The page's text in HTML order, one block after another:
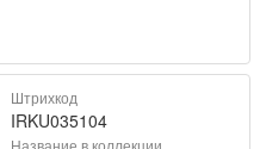
Штрихкод
IRKU035104
Название в коллекции